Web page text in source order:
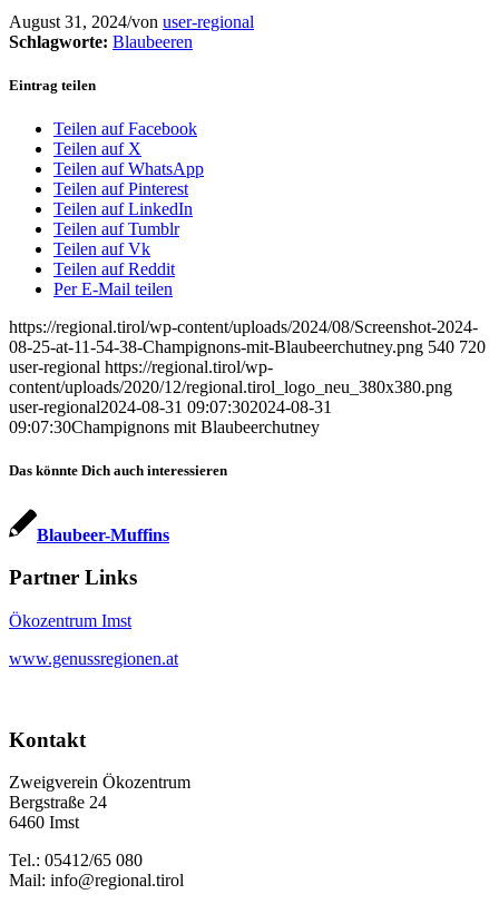
August 31, 2024/von user-regional
Schlagworte: Blaubeeren
Eintrag teilen
Teilen auf Facebook
Teilen auf X
Teilen auf WhatsApp
Teilen auf Pinterest
Teilen auf LinkedIn
Teilen auf Tumblr
Teilen auf Vk
Teilen auf Reddit
Per E-Mail teilen
https://regional.tirol/wp-content/uploads/2024/08/Screenshot-2024-
08-25-at-11-54-38-Champignons-mit-Blaubeerchutney.png 540 720
user-regional https://regional.tirol/wp-
content/uploads/2020/12/regional.tirol_logo_neu_380x380.png
user-regional2024-08-31 09:07:302024-08-31
09:07:30Champignons mit Blaubeerchutney
Das könnte Dich auch interessieren
Blaubeer-Muffins
Partner Links
Ökozentrum Imst
www.genussregionen.at
Kontakt
Zweigverein Ökozentrum
Bergstraße 24
6460 Imst
Tel.: 05412/65 080
Mail: info@regional.tirol